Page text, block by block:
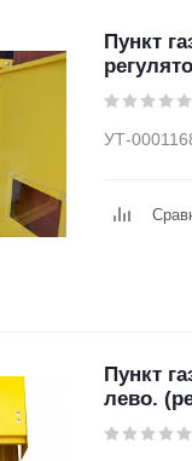
Пункт
УТ-
Пункт
лево.